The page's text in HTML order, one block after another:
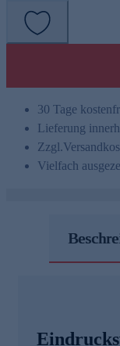
30 Tage
Lieferung
Zzgl.
Vielfach